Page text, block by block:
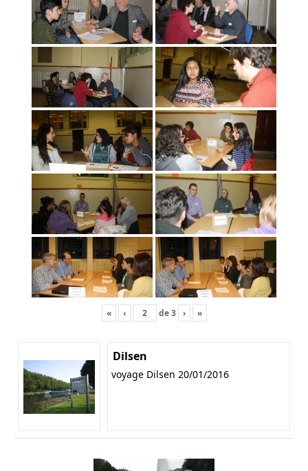
« ‹ de3 › »
Dilsen
voyage Dilsen 20/01/2016